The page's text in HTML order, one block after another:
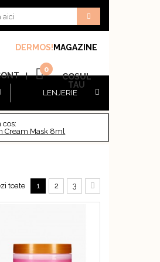
DERMOS! MAGAZINE
|
COSUL
TAU
0
LENJERIE
Cream Mask 8ml
toate 1 2 3